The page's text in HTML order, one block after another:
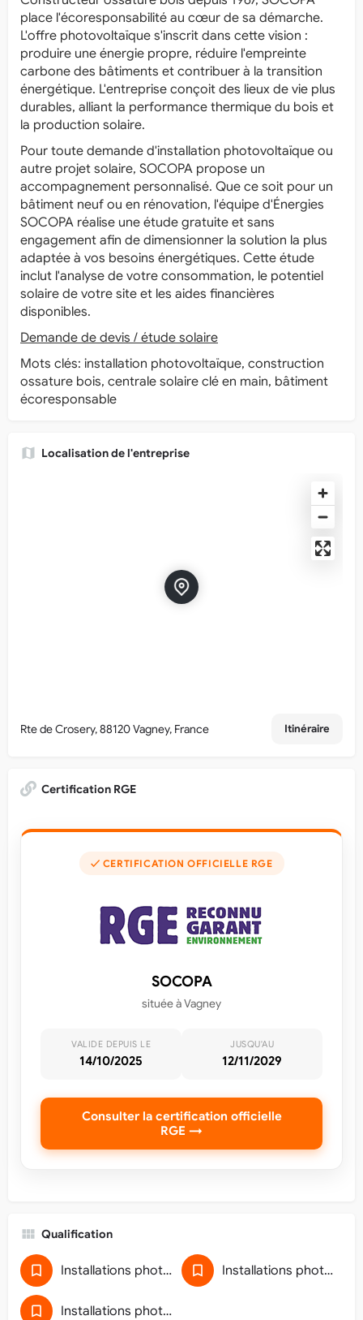
place l'écoresponsabilité au cœur de sa démarche.
L'offre photovoltaïque s'inscrit dans cette vision :
produire une énergie propre, réduire l'empreinte
carbone des bâtiments et contribuer à la transition
énergétique. L'entreprise conçoit des lieux de vie plus
durables, alliant la performance thermique du bois et
la production solaire.
Pour toute demande d'installation photovoltaïque ou
autre projet solaire, SOCOPA propose un
accompagnement personnalisé. Que ce soit pour un
bâtiment neuf ou en rénovation, l'équipe d'Énergies
SOCOPA réalise une étude gratuite et sans
engagement afin de dimensionner la solution la plus
adaptée à vos besoins énergétiques. Cette étude
inclut l'analyse de votre consommation, le potentiel
solaire de votre site et les aides financières
disponibles.
Demande de devis / étude solaire
Mots clés: installation photovoltaïque, construction
ossature bois, centrale solaire clé en main, bâtiment
écoresponsable
Localisation de l'entreprise
Rte de Crosery, 88120 Vagney, France Itinéraire
Certification RGE
✓ CERTIFICATION OFFICIELLE RGE
SOCOPA
située à Vagney
VALIDE DEPUIS LE
14/10/2025
JUSQU'AU
12/11/2029
Consulter la certification officielle
RGE →
Qualification
Installations photovoltaïques de puissance de raccordement inférieure à 36 kVA (5911D118) Installations photovoltaïques de puissance de raccordement inférieure ou égale à 36 kVA (5911D118)
Installations photovoltaïques de puissance inférieure à 250 kWc